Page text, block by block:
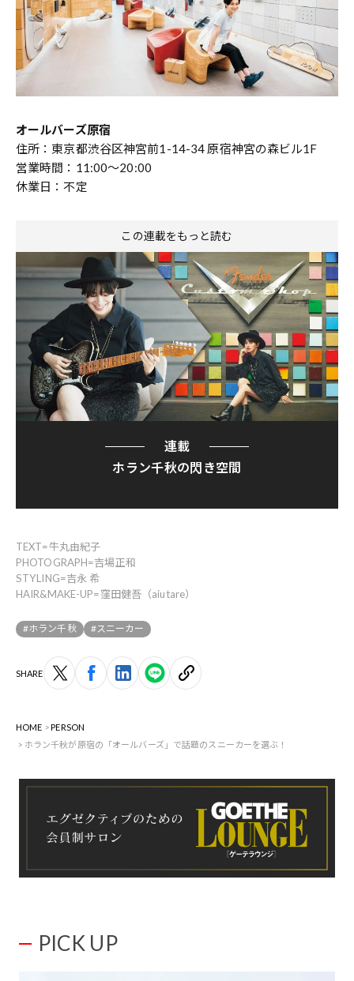
オールバーズ原宿
住所：東京都渋谷区神宮前1-14-34 原宿神宮の森ビル1F
営業時間：11:00～20:00
休業日：不定
この連載をもっと読む
連載
ホラン千秋の閃き空間
TEXT=牛丸由紀子
PHOTOGRAPH=吉場正和
STYLING=吉永 希
HAIR&MAKE-UP=窪田健吾（aiutare）
#ホラン千秋 #スニーカー
SHARE
HOME
PERSON
ホラン千秋が原宿の「オールバーズ」で話題のスニーカーを選ぶ！
PICK UP